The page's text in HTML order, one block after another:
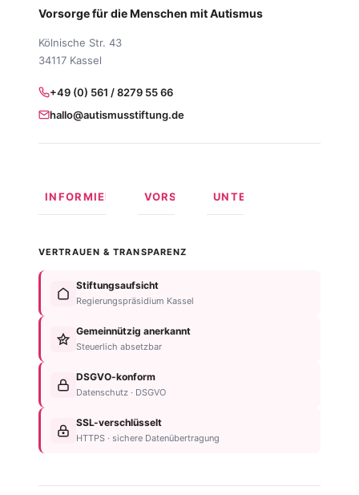
Vorsorge für die Menschen mit Autismus
Kölnische Str. 43
34117 Kassel
+49 (0) 561 / 8279 55 66
hallo@autismusstiftung.de
INFORMIEREN
Formen
Autismus
Anzeichen
Diagnose
Betroffene
Einrichtungsübersicht
VORSORGEN
Behindertentestament
Im
Testament
Nachlassplanung
Zustiftung
Kind
absichern
Vorteile
UNTERSTÜTZEN
VERTRAUEN & TRANSPARENZ
Stiftungsaufsicht
Regierungspräsidium Kassel
Gemeinnützig anerkannt
Steuerlich absetzbar
DSGVO-konform
Datenschutz · DSGVO
SSL-verschlüsselt
HTTPS · sichere Datenübertragung